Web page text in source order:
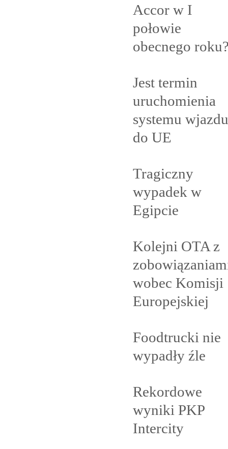
Accor w I
połowie
obecnego
Jest termin
uruchomienia
systemu wjazdu
do UE
Tragiczny
wypadek w
Egipcie
Kolejni OTA z
wobec Komisji
Europejskiej
Foodtrucki nie
wypadły źle
Rekordowe
wyniki PKP
Intercity